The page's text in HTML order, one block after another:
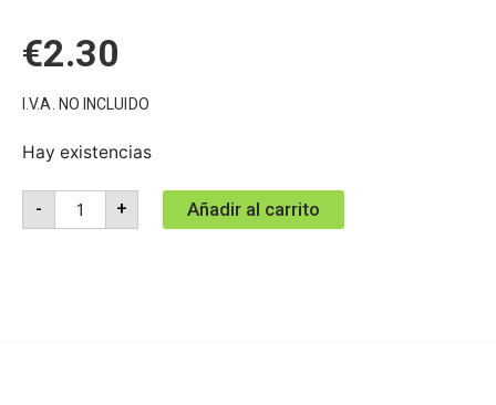
€2.30
I.V.A. NO INCLUIDO
Hay existencias
- + Añadir al carrito